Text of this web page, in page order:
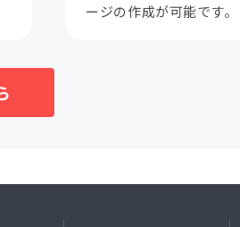
ージの作成が可能です。